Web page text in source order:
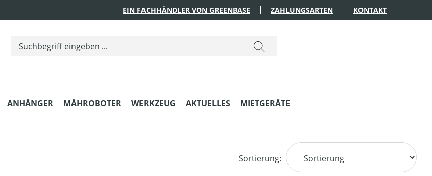
EIN FACHHÄNDLER VON GREENBASE ZAHLUNGSARTEN KONTAKT
ANHÄNGER MÄHROBOTER WERKZEUG AKTUELLES MIETGERÄTE
Sortierung: